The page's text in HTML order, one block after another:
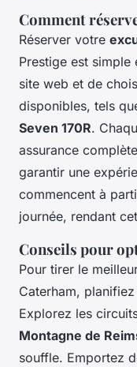
Comment
Réserver votre
Prestige est
site web et de
disponibles, tels
Seven 170R.
assurance
garantir une
commencent à
journée, rendant
Conseils pour
Pour tirer le
Caterham,
Explorez les
Montagne de
souffle. Emportez